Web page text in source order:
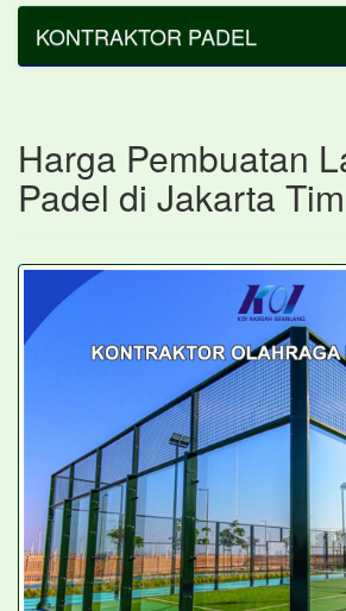
KONTRAKTOR PADEL
Harga Pembuatan
Padel di Jakarta